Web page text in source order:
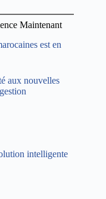
Maintenant
est en
aux nouvelles
intelligente